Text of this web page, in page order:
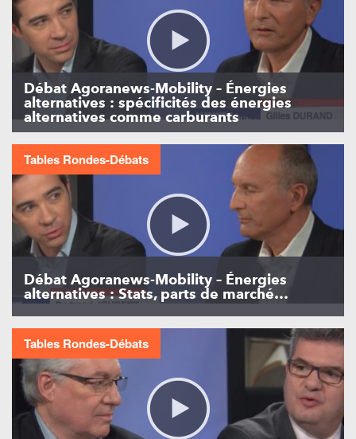
Débat Agoranews-Mobility – Énergies
alternatives : spécificités des énergies
alternatives comme carburants
Tables Rondes-Débats
Débat Agoranews-Mobility – Énergies
alternatives : Stats, parts de marché…
Tables Rondes-Débats